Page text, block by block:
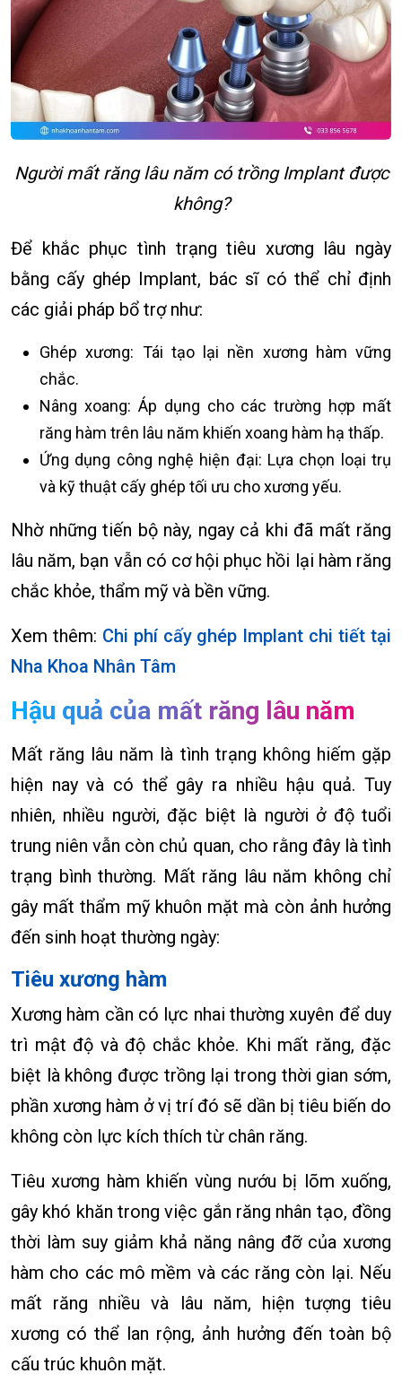
Người mất răng lâu năm có trồng Implant được
không?
Để khắc phục tình trạng tiêu xương lâu ngày
bằng cấy ghép Implant, bác sĩ có thể chỉ định
các giải pháp bổ trợ như:
Ghép xương: Tái tạo lại nền xương hàm vững
chắc.
Nâng xoang: Áp dụng cho các trường hợp mất
răng hàm trên lâu năm khiến xoang hàm hạ thấp.
Ứng dụng công nghệ hiện đại: Lựa chọn loại trụ
và kỹ thuật cấy ghép tối ưu cho xương yếu.
Nhờ những tiến bộ này, ngay cả khi đã mất răng
lâu năm, bạn vẫn có cơ hội phục hồi lại hàm răng
chắc khỏe, thẩm mỹ và bền vững.
Xem thêm: Chi phí cấy ghép Implant chi tiết tại
Nha Khoa Nhân Tâm
Hậu quả của mất răng lâu năm
Mất răng lâu năm là tình trạng không hiếm gặp
hiện nay và có thể gây ra nhiều hậu quả. Tuy
nhiên, nhiều người, đặc biệt là người ở độ tuổi
trung niên vẫn còn chủ quan, cho rằng đây là tình
trạng bình thường. Mất răng lâu năm không chỉ
gây mất thẩm mỹ khuôn mặt mà còn ảnh hưởng
đến sinh hoạt thường ngày:
Tiêu xương hàm
Xương hàm cần có lực nhai thường xuyên để duy
trì mật độ và độ chắc khỏe. Khi mất răng, đặc
biệt là không được trồng lại trong thời gian sớm,
phần xương hàm ở vị trí đó sẽ dần bị tiêu biến do
không còn lực kích thích từ chân răng.
Tiêu xương hàm khiến vùng nướu bị lõm xuống,
gây khó khăn trong việc gắn răng nhân tạo, đồng
thời làm suy giảm khả năng nâng đỡ của xương
hàm cho các mô mềm và các răng còn lại. Nếu
mất răng nhiều và lâu năm, hiện tượng tiêu
xương có thể lan rộng, ảnh hưởng đến toàn bộ
cấu trúc khuôn mặt.